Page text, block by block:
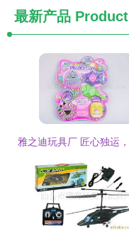
最新产品 Product